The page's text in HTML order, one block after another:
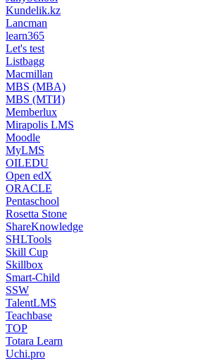
Kundelik.kz
Lancman
learn365
Let's test
Listbagg
Macmillan
MBS (MBA)
MBS (МТИ)
Memberlux
Mirapolis LMS
Moodle
MyLMS
OILEDU
Open edX
ORACLE
Pentaschool
Rosetta Stone
ShareKnowledge
SHLTools
Skill Cup
Skillbox
Smart-Child
SSW
TalentLMS
Teachbase
TOP
Totara Learn
Uchi.pro